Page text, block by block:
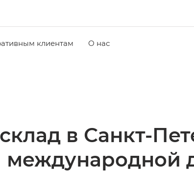
клиентам О нас
в Санкт-
международной